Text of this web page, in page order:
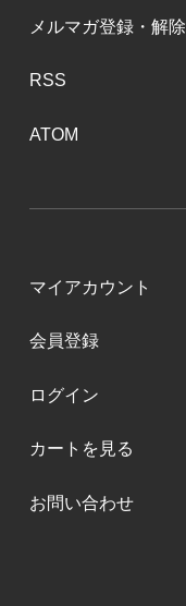
メルマガ登録・解除
RSS
ATOM
マイアカウント
会員登録
ログイン
カートを見る
お問い合わせ